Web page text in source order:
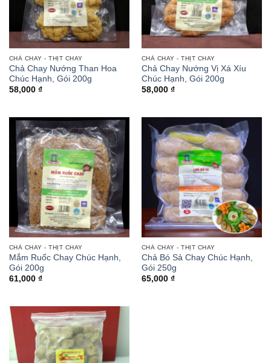
CHẢ CHAY - THỊT CHAY
Chả Chay Nướng Than Hoa
Chúc Hạnh, Gói 200g
58,000 ₫
CHẢ CHAY - THỊT CHAY
Chả Chay Nướng Vị Xá Xíu
Chúc Hạnh, Gói 200g
58,000 ₫
CHẢ CHAY - THỊT CHAY
Mắm Ruốc Chay Chúc Hạnh,
Gói 200g
61,000 ₫
CHẢ CHAY - THỊT CHAY
Chả Bó Sả Chay Chúc Hạnh,
Gói 250g
65,000 ₫